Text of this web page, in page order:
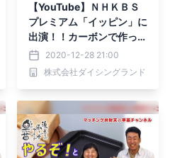
【YouTube】ＮＨＫＢＳ
プレミアム「イッピン」に
出演！！カーボンで作った
調理器具！新商品「Sumi
Toater」開発者と対談
2020-12-28 21:00
株式会社ダイシングランド